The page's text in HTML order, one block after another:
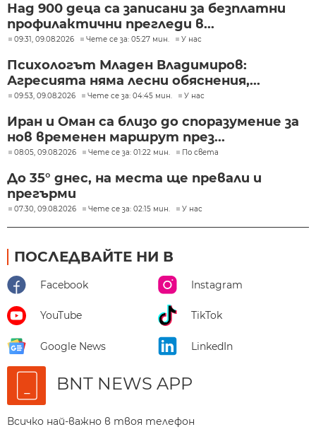
Над 900 деца са записани за безплатни
профилактични прегледи в...
09:31, 09.08.2026 Чете се за: 05:27 мин. У нас
Психологът Младен Владимиров:
Агресията няма лесни обяснения,...
09:53, 09.08.2026 Чете се за: 04:45 мин. У нас
Иран и Оман са близо до споразумение за
нов временен маршрут през...
08:05, 09.08.2026 Чете се за: 01:22 мин. По света
До 35° днес, на места ще превали и
прегърми
07:30, 09.08.2026 Чете се за: 02:15 мин. У нас
ПОСЛЕДВАЙТЕ НИ В
Facebook Instagram
YouTube TikTok
Google News LinkedIn
BNT NEWS APP
Всичко най-важно в твоя телефон